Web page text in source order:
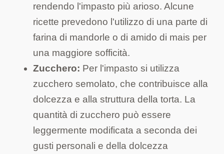
rendendo l'impasto più arioso. Alcune
ricette prevedono l'utilizzo di una parte di
farina di mandorle o di amido di mais per
una maggiore sofficità.
Zucchero: Per l'impasto si utilizza
zucchero semolato, che contribuisce alla
dolcezza e alla struttura della torta. La
quantità di zucchero può essere
leggermente modificata a seconda dei
gusti personali e della dolcezza